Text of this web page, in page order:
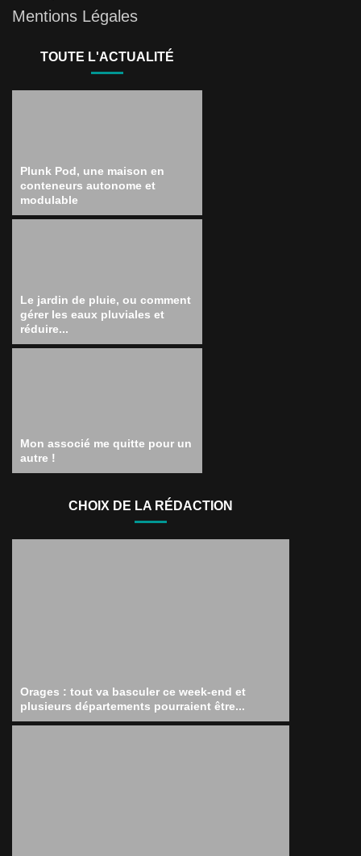
Mentions Légales
TOUTE L'ACTUALITÉ
Plunk Pod, une maison en
conteneurs autonome et
modulable
Le jardin de pluie, ou comment
gérer les eaux pluviales et
réduire...
Mon associé me quitte pour un
autre !
CHOIX DE LA RÉDACTION
Orages : tout va basculer ce week-end et
plusieurs départements pourraient être...